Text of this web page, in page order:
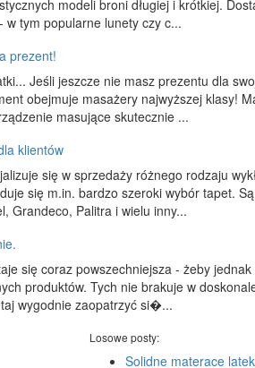
modeli broni długiej i krótkiej.
w tym popularne lunety czy c...
prezent!
Jeśli jeszcze nie masz prezentu dla
obejmuje masażery najwyższej klasy!
masujące skutecznie ...
klientów
się w sprzedaży różnego rodzaju
się m.in. bardzo szeroki wybór tapet.
Grandeco, Palitra i wielu inny...
się coraz powszechniejsza - żeby
produktów. Tych nie brakuje w
wygodnie zaopatrzyć si�...
Losowe posty:
Solidne materace